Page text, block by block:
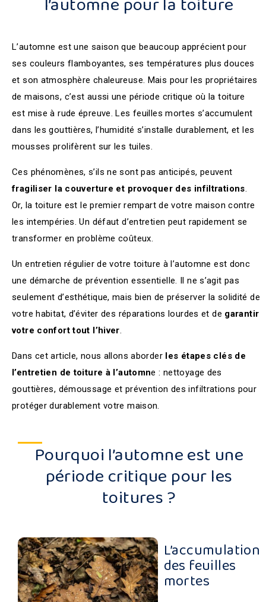
L’automne est une saison que beaucoup apprécient pour
ses couleurs flamboyantes, ses températures plus douces
et son atmosphère chaleureuse. Mais pour les propriétaires
de maisons, c’est aussi une période critique où la toiture
est mise à rude épreuve. Les feuilles mortes s’accumulent
dans les gouttières, l’humidité s’installe durablement, et les
mousses prolifèrent sur les tuiles.
Ces phénomènes, s’ils ne sont pas anticipés, peuvent
fragiliser la couverture et provoquer des infiltrations.
Or, la toiture est le premier rempart de votre maison contre
les intempéries. Un défaut d’entretien peut rapidement se
transformer en problème coûteux.
Un entretien régulier de votre toiture à l’automne est donc
une démarche de prévention essentielle. Il ne s’agit pas
seulement d’esthétique, mais bien de préserver la solidité de
votre habitat, d’éviter des réparations lourdes et de garantir
votre confort tout l’hiver.
Dans cet article, nous allons aborder les étapes clés de
l’entretien de toiture à l’automne : nettoyage des
gouttières, démoussage et prévention des infiltrations pour
protéger durablement votre maison.
Pourquoi l’automne est une
période critique pour les
toitures ?
L’accumulation
des feuilles
mortes